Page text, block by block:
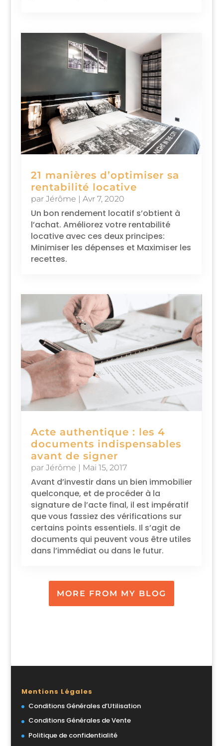
21 manières d’optimiser sa
rentabilité locative
par Jérôme | Avr 7, 2020
Un bon rendement locatif s’obtient à
l’achat. Améliorez votre rentabilité
locative avec ces deux principes:
Minimiser les dépenses et Maximiser les
recettes.
Acte authentique : les 4
documents indispensables
avant de signer
par Jérôme Mai 15, 2017
Avant d’investir dans un bien immobilier
quelconque, et de procéder à la
signature de l’acte final, il est impératif
que vous fassiez des vérifications sur
certains points essentiels. Il s’agit de
documents qui peuvent vous être utiles
dans l’immédiat ou dans le futur.
MORE FROM MY BLOG
Mentions Légales
Conditions Générales d’Utilisation
Conditions Générales de Vente
Politique de confidentialité